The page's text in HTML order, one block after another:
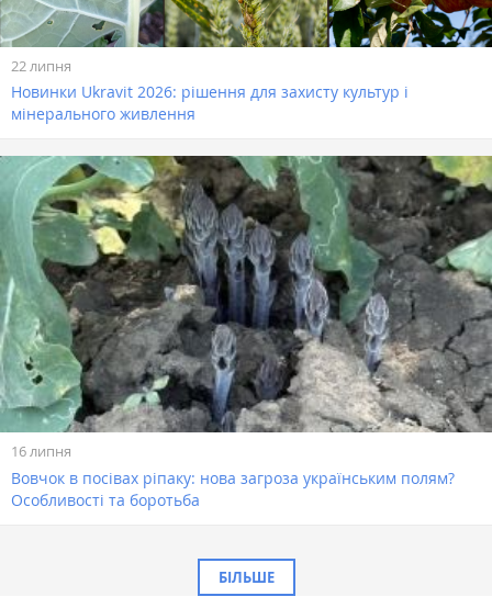
22 липня
Новинки Ukravit 2026: рішення для захисту культур і
мінерального живлення
16 липня
Вовчок в посівах ріпаку: нова загроза українським полям?
Особливості та боротьба
БІЛЬШЕ